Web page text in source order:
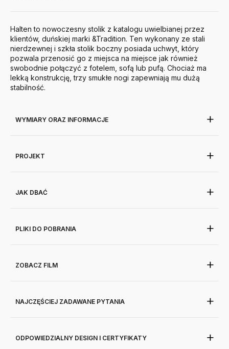
Halten to nowoczesny stolik z katalogu uwielbianej przez
klientów, duńskiej marki &Tradition. Ten wykonany ze stali
nierdzewnej i szkła stolik boczny posiada uchwyt, który
pozwala przenosić go z miejsca na miejsce jak również
swobodnie połączyć z fotelem, sofą lub pufą. Chociaż ma
lekką konstrukcję, trzy smukłe nogi zapewniają mu dużą
stabilność.
WYMIARY ORAZ INFORMACJE
PROJEKT
JAK DBAĆ
PLIKI DO POBRANIA
ZOBACZ FILM
NAJCZĘŚCIEJ ZADAWANE PYTANIA
ODPOWIEDZIALNY DESIGN I CERTYFIKATY